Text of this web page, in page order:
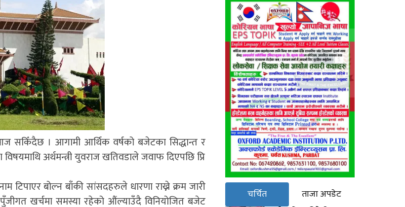
सकिँदैछ । आगामी आर्थिक वर्षको बजेटका सिद्धान्त र
अर्थमन्त्री युवराज खतिवडाले जवाफ दिएपछि प्रि
बोल्न बाँकी सांसदहरुले धारणा राख्ने क्रम जारी
खर्चमा समस्या रहेको औंल्याउँदै विनियोजित बजेट
चर्चित ताजा अपडेट